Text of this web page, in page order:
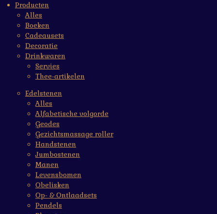
Producten
Alles
Boeken
Cadeausets
Decoratie
Drinkwaren
Servies
Thee-artikelen
Edelstenen
Alles
Alfabetische volgorde
Geodes
Gezichtsmassage roller
Handstenen
Jumbostenen
Manen
Levensbomen
Obelisken
Op- & Ontlaadsets
Pendels